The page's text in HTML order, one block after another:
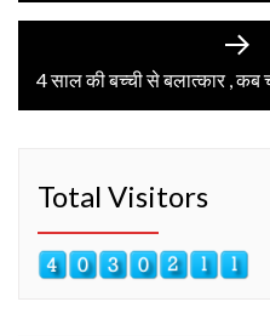
4 साल की बच्ची से बलात्कार , कब
Total Visitors